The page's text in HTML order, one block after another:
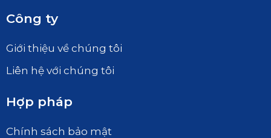
Công ty
Giới thiệu về chúng tôi
Liên hệ với chúng tôi
Hợp pháp
Chính sách bảo mật